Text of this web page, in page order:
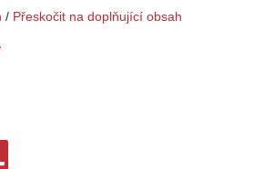
/ Přeskočit na doplňující obsah